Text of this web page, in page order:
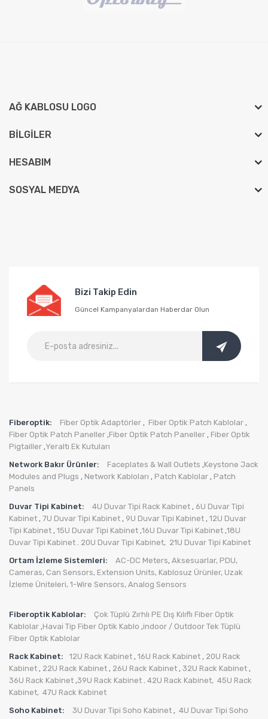
AĞ KABLOSU LOGO
BILGILER
HESABIM
SOSYAL MEDYA
Bizi Takip Edin
Güncel Kampanyalardan Haberdar Olun
Fiberoptik: Fiber Optik Adaptörler , Fiber Optik Patch Kablolar ,
Fiber Optik Patch Paneller ,Fiber Optik Patch Paneller , Fiber Optik
Pigtailler ,Yeraltı Ek Kutuları
Network Bakır Ürünler:
Faceplates & Wall Outlets ,Keystone Jack
Modules and Plugs , Network Kabloları , Patch Kablolar , Patch
Panels
Duvar Tipi Kabinet:
4U Duvar Tipi Rack Kabinet , 6U Duvar Tipi
Kabinet , 7U Duvar Tipi Kabinet , 9U Duvar Tipi Kabinet , 12U Duvar
Tipi Kabinet , 15U Duvar Tipi Kabinet ,16U Duvar Tipi Kabinet ,18U
Duvar Tipi Kabinet . 20U Duvar Tipi Kabinet, 21U Duvar Tipi Kabinet
Ortam İzleme Sistemleri:
AC-DC Meters, Aksesuarlar, PDU,
Cameras, Can Sensors, Extension Units, Kablosuz Ürünler, Uzak
İzleme Üniteleri, 1-Wire Sensors, Analog Sensors
Fiberoptik Kablolar:
Çok Tüplü Zırhlı PE Dış Kılıflı Fiber Optik
Kablolar ,Havai Tip Fiber Optik Kablo ,indoor / Outdoor Tek Tüplü
Fiber Optik Kablolar
Rack Kabinet:
12U Rack Kabinet , 16U Rack Kabinet , 20U Rack
Kabinet , 22U Rack Kabinet , 26U Rack Kabinet , 32U Rack Kabinet ,
36U Rack Kabinet ,39U Rack Kabinet . 42U Rack Kabinet, 45U Rack
Kabinet, 47U Rack Kabinet
Soho Kabinet:
3U Duvar Tipi Soho Kabinet , 4U Duvar Tipi Soho